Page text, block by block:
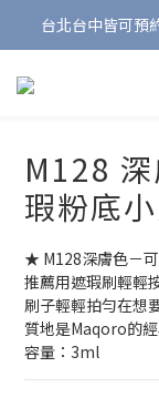
Bonjour!
台北台中皆可預
M128
瑕粉底
★ M128深膚色－
推薦用遮瑕刷輕輕
刷子輕輕拍勻在想
質地是Maqoro的
容量：3ml